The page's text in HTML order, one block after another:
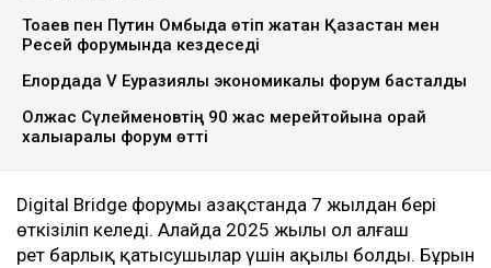
Тоқаев пен Путин Омбыда өтіп жатқан Қазақстан мен
Ресей форумында кездеседі
Елордада V Еуразиялық экономикалық форум басталды
Олжас Сүлейменовтің 90 жас мерейтойына орай
халықаралық форум өтті
Digital Bridge форумы Қазақстанда 7 жылдан бері
өткізіліп келеді. Алайда 2025 жылы ол алғаш
рет барлық қатысушылар үшін ақылы болды. Бұрын